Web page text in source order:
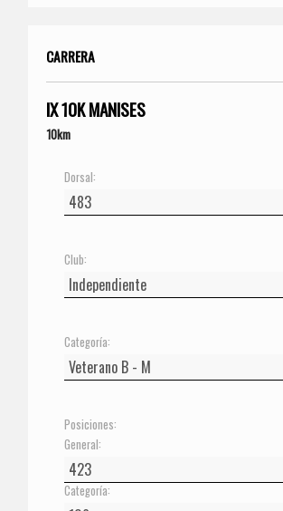
CARRERA
IX 10K MANISES
10km
Dorsal:
Club:
Categoría:
Posiciones:
General:
Categoría: